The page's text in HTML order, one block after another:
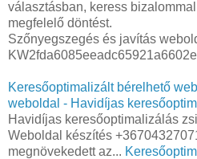
választásban, keress
megfelelő döntést.
Szőnyegszegés és javítás
Keresőoptimalizált bérelhető
weboldal - Havidíjas
Havidíjas keresőoptimalizálás
Weboldal készítés
megnövekedett az...